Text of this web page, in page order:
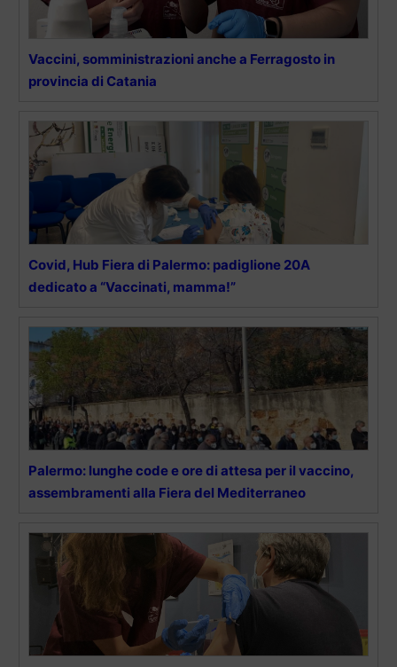
Vaccini, somministrazioni anche a Ferragosto in
provincia di Catania
Covid, Hub Fiera di Palermo: padiglione 20A
dedicato a “Vaccinati, mamma!”
Palermo: lunghe code e ore di attesa per il vaccino,
assembramenti alla Fiera del Mediterraneo